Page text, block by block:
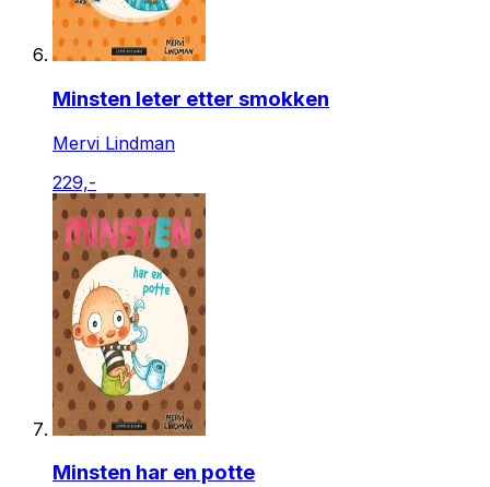
Minsten leter etter smokken
Mervi Lindman
229,-
Minsten har en potte